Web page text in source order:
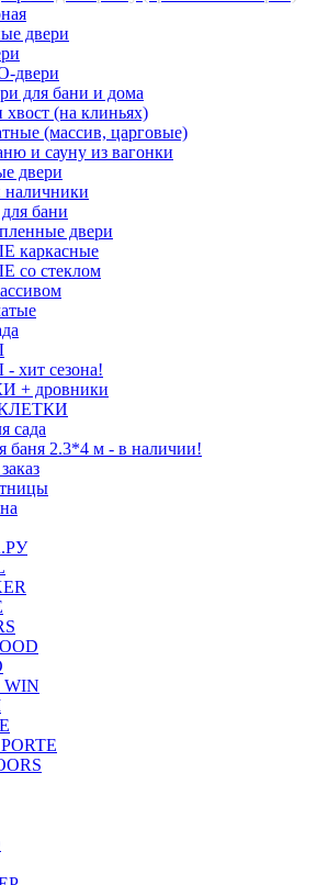
двери
двери
для бани и дома
хвост (на клиньях)
(массив, царговые)
и сауну из вагонки
двери
наличники
бани
двери
стеклом
хит сезона!
+ дровники
сада
баня 2.3*4 м - в наличии!
WIN